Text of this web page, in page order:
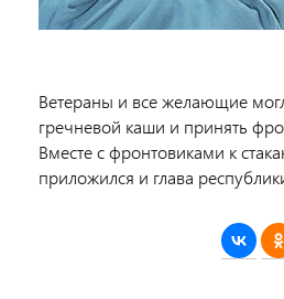
Ветераны и все желающие
гречневой каши и принять
Вместе с фронтовиками к
приложился и глава